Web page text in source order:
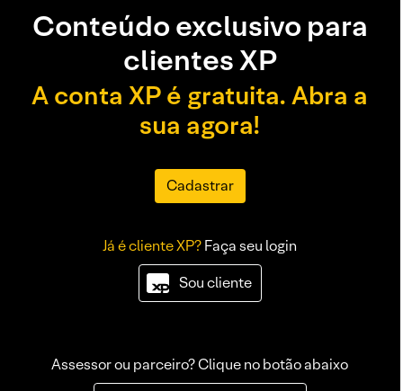
Conteúdo exclusivo para
clientes XP
A conta XP é gratuita. Abra a
sua agora!
Cadastrar
Já é cliente XP?Faça seu login
Sou cliente
Assessor ou parceiro? Clique no botão abaixo